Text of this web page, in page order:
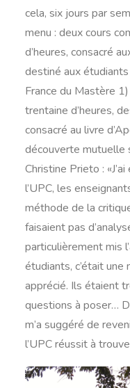
cela, six jours par
menu : deux cours
d’heures, consacré
destiné aux
France du Mastère
trentaine d’heures,
consacré au livre
découverte mutuelle
Christine Prieto :
l’UPC, les
méthode de la
faisaient pas
particulièrement mis
étudiants, c’était
apprécié. Ils étaient
questions à poser…
m’a suggéré de
l’UPC réussit à